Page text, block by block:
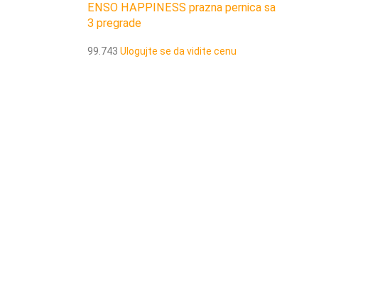
ENSO HAPPINESS prazna pernica sa
3 pregrade
99.743 Ulogujte se da vidite cenu